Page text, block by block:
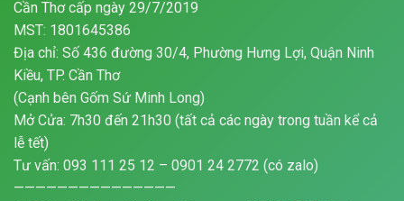
Cần Thơ cấp ngày 29/7/2019
MST: 1801645386
Địa chỉ: Số 436 đường 30/4, Phường Hưng Lợi, Quận Ninh
Kiều, TP. Cần Thơ
(Cạnh bên Gốm Sứ Minh Long)
Mở Cửa: 7h30 đến 21h30 (tất cả các ngày trong tuần kể cả
lễ tết)
Tư vấn: 093 111 25 12 – 0901 24 2772 (có zalo)
———————————————